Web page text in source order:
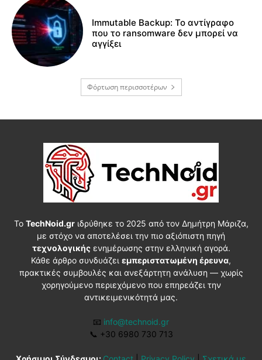
Immutable Backup: Το αντίγραφο
που το ransomware δεν μπορεί να
αγγίξει
Φόρτωση περισσοτέρων
Το TechNoid.grιδρύθηκε το 2025 από τον Δημήτρη Μάριζα,
με στόχο να αποτελέσει την πιο αξιόπιστη πηγή
τεχνολογικήςενημέρωσης στην ελληνική αγορά.
Κάθε άρθρο συνδυάζει εμπεριστατωμένη έρευνα,
πρακτικές συμβουλές και ανεξάρτητη ανάλυση — χωρίς
χορηγούμενο περιεχόμενο που επηρεάζει την
αντικειμενικότητά μας.
📧 info@technoid.gr
📞 +30 6980 730 713